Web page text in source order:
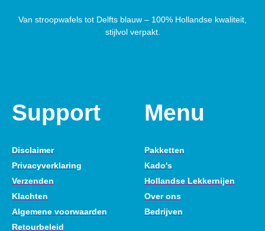
Van stroopwafels tot Delfts blauw – 100% Hollandse kwaliteit,
stijlvol verpakt.
Support
Disclaimer
Privacyverklaring
Verzenden
Klachten
Algemene voorwaarden
Retourbeleid
Menu
Pakketten
Kado's
Hollandse Lekkernijen
Over ons
Bedrijven